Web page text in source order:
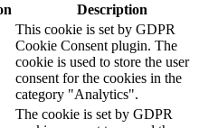
Description
This cookie is set by GDPR
Cookie Consent plugin. The
cookie is used to store the user
consent for the cookies in the
category "Analytics".
The cookie is set by GDPR